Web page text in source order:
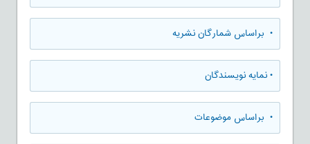
• براساس شمارگان نشریه
•نمایه نویسندگان
• براساس موضوعات